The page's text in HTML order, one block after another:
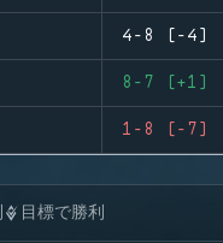
4-8 (-4)
8-7 (+1)
1-8 (-7)
目標で勝利